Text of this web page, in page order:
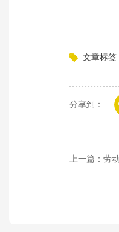
文章标签
分享到：
上一篇